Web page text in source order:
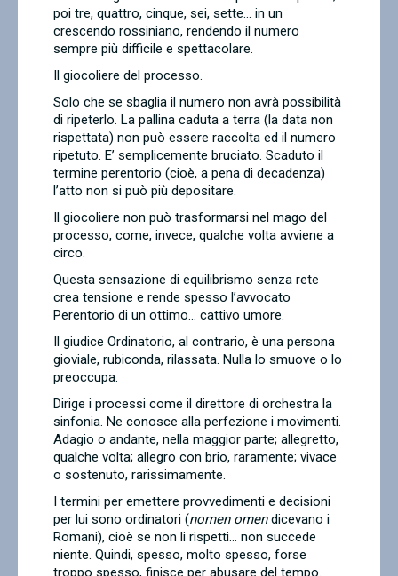
poi tre, quattro, cinque, sei, sette... in un
crescendo rossiniano, rendendo il numero
sempre più difficile e spettacolare.
Il giocoliere del processo.
Solo che se sbaglia il numero non avrà possibilità
di ripeterlo. La pallina caduta a terra (la data non
rispettata) non può essere raccolta ed il numero
ripetuto. E’ semplicemente bruciato. Scaduto il
termine perentorio (cioè, a pena di decadenza)
l’atto non si può più depositare.
Il giocoliere non può trasformarsi nel mago del
processo, come, invece, qualche volta avviene a
circo.
Questa sensazione di equilibrismo senza rete
crea tensione e rende spesso l’avvocato
Perentorio di un ottimo… cattivo umore.
Il giudice Ordinatorio, al contrario, è una persona
gioviale, rubiconda, rilassata. Nulla lo smuove o lo
preoccupa.
Dirige i processi come il direttore di orchestra la
sinfonia. Ne conosce alla perfezione i movimenti.
Adagio o andante, nella maggior parte; allegretto,
qualche volta; allegro con brio, raramente; vivace
o sostenuto, rarissimamente.
I termini per emettere provvedimenti e decisioni
per lui sono ordinatori (nomen omendicevano i
Romani), cioè se non li rispetti… non succede
niente. Quindi, spesso, molto spesso, forse
troppo spesso, finisce per abusare del tempo.